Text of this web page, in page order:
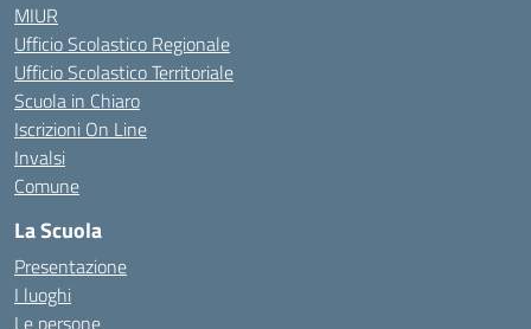
MIUR
Ufficio Scolastico Regionale
Ufficio Scolastico Territoriale
Scuola in Chiaro
Iscrizioni On Line
Invalsi
Comune
La Scuola
Presentazione
I luoghi
Le persone